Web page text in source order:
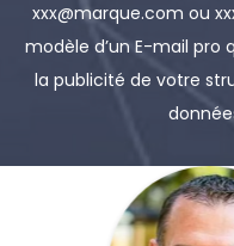
xxx@marque.com ou
modèle d’un E-mail
la publicité de votre